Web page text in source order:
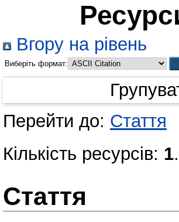
Вгору на рівень
Виберіть формат:
Перейти до: Стаття
Кількість ресурсів: 1.
Стаття